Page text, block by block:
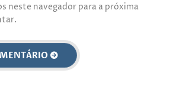
neste navegador para a próxima